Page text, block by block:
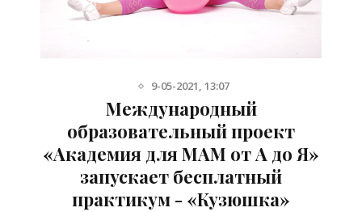
9-05-2021, 13:07
Международный
образовательный проект
«Академия для МАМ от А до Я»
запускает бесплатный
практикум - «Кузюшка»